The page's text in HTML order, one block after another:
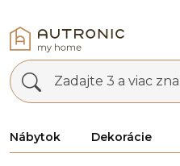
Zadajte 3 a viac
Nábytok Dekorácie